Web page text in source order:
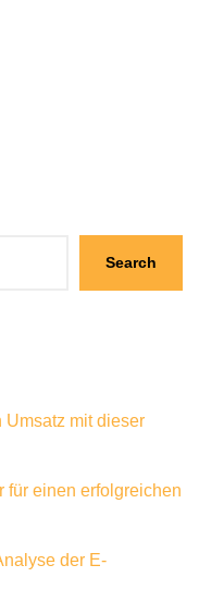
Search
Umsatz mit dieser
für einen erfolgreichen
der E-